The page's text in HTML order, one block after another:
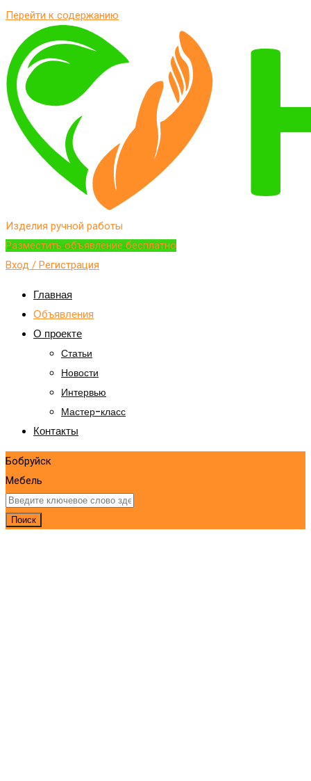
Перейти к содержанию
Изделия ручной работы
Разместить объявление бесплатно
Вход / Регистрация
Главная
Объявления
О проекте
Статьи
Новости
Интервью
Мастер-класс
Контакты
Бобруйск
Мебель
Поиск